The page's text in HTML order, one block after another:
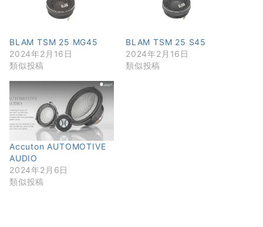
BLAM TSM 25 MG45
2024年2月16日
類似投稿
BLAM TSM 25 S45
2024年2月16日
類似投稿
Accuton AUTOMOTIVE
AUDIO
2024年2月6日
類似投稿